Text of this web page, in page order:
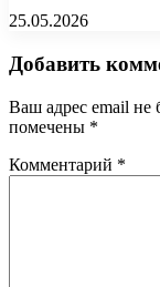
25.05.2026
Добавить
Ваш адрес email не
помечены *
Комментарий *